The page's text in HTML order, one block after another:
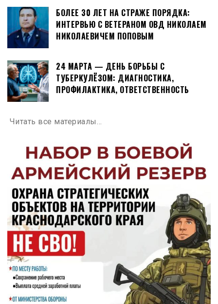
БОЛЕЕ 30 ЛЕТ НА СТРАЖЕ ПОРЯДКА:
ИНТЕРВЬЮ С ВЕТЕРАНОМ ОВД НИКОЛАЕМ
НИКОЛАЕВИЧЕМ ПОПОВЫМ
24 МАРТА — ДЕНЬ БОРЬБЫ С
ТУБЕРКУЛЁЗОМ: ДИАГНОСТИКА,
ПРОФИЛАКТИКА, ОТВЕТСТВЕННОСТЬ
Читать все материалы…